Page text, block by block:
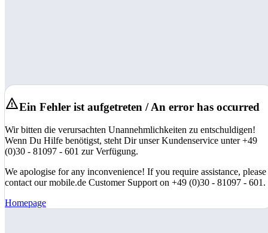
Ein Fehler ist aufgetreten / An error has occurred
Wir bitten die verursachten Unannehmlichkeiten zu entschuldigen!
Wenn Du Hilfe benötigst, steht Dir unser Kundenservice unter +49
(0)30 - 81097 - 601 zur Verfügung.
We apologise for any inconvenience! If you require assistance, please
contact our mobile.de Customer Support on +49 (0)30 - 81097 - 601.
Homepage